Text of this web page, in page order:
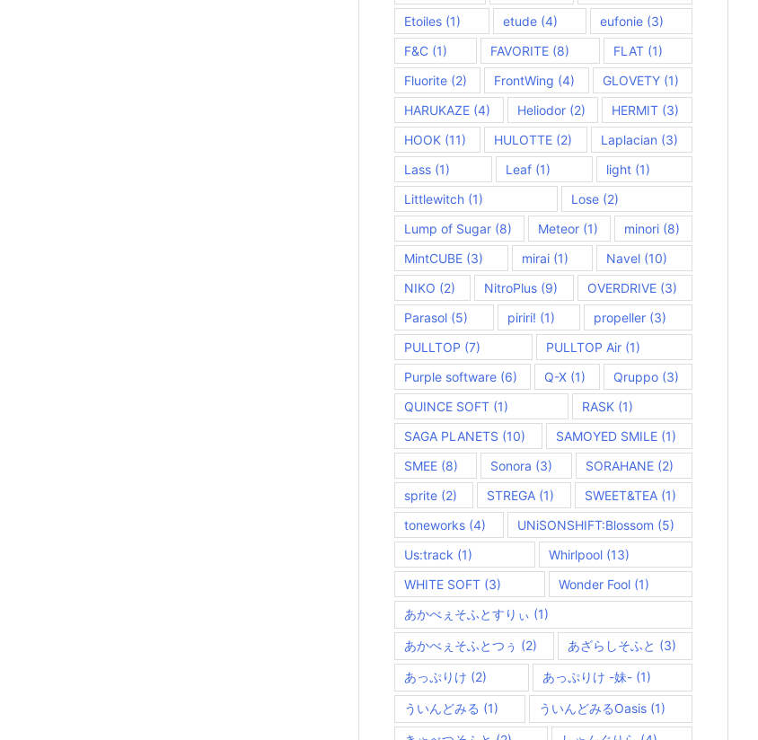
Etoiles (1) etude (4) eufonie (3)
F&C (1) FAVORITE (8) FLAT(1)
Fluorite (2) FrontWing (4) GLOVETY(1)
HARUKAZE (4) Heliodor(2) HERMIT (3)
HOOK (11) HULOTTE (2) Laplacian (3)
Lass (1) Leaf (1) light (1)
Littlewitch (1) Lose(2)
Lump of Sugar (8) Meteor (1) minori (8)
MintCUBE (3) mirai(1) Navel (10)
NIKO (2) NitroPlus (9) OVERDRIVE(3)
Parasol (5) piriri! (1) propeller (3)
PULLTOP (7) PULLTOP Air (1)
Purple software (6) Q-X (1) Qruppo(3)
QUINCE SOFT (1) RASK(1)
SAGA PLANETS (10) SAMOYED SMILE(1)
SMEE (8) Sonora (3) SORAHANE(2)
sprite (2) STREGA (1) SWEET&TEA(1)
toneworks (4) UNiSONSHIFT:Blossom (5)
Us:track (1) Whirlpool (13)
WHITE SOFT (3) Wonder Fool(1)
あかべぇそふとすりぃ (1)
あかべぇそふとつぅ (2) あざらしそふと (3)
あっぷりけ (2) あっぷりけ -妹-(1)
ういんどみる (1) ういんどみるOasis (1)